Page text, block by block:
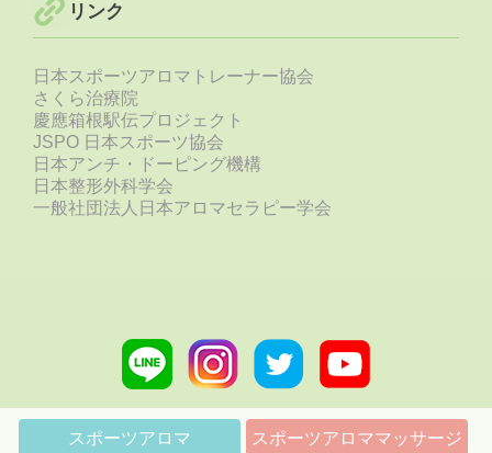
リンク
日本スポーツアロマトレーナー協会
さくら治療院
慶應箱根駅伝プロジェクト
JSPO 日本スポーツ協会
日本アンチ・ドーピング機構
日本整形外科学会
一般社団法人日本アロマセラピー学会
Line
link
Instagram
link
Twitter
link
Youtube
link
スポーツアロマ スポーツアロママッサージ